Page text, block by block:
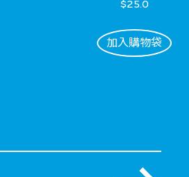
$25.0
加入購物袋